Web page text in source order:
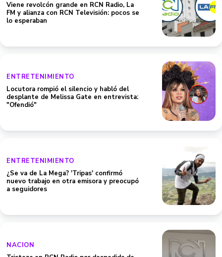
Viene revolcón grande en RCN Radio, La
FM y alianza con RCN Televisión: pocos se
lo esperaban
ENTRETENIMIENTO
Locutora rompió el silencio y habló del
desplante de Melissa Gate en entrevista:
"Ofendió"
ENTRETENIMIENTO
¿Se va de La Mega? 'Tripas' confirmó
nuevo trabajo en otra emisora y preocupó
a seguidores
NACION